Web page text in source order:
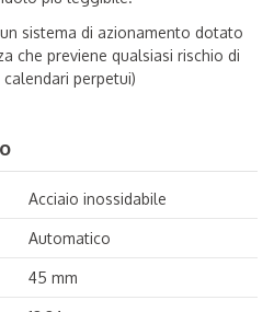
sistema di azionamento dotato
che previene qualsiasi rischio di
perpetui)
Acciaio inossidabile
Automatico
45 mm